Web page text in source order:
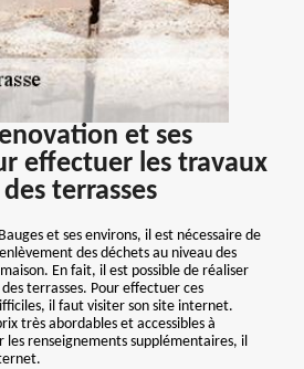
et ses
effectuer les travaux
terrasses
et ses environs, il est nécessaire de
des déchets au niveau des
En fait, il est possible de réaliser
terrasses. Pour effectuer ces
il faut visiter son site internet.
très abordables et accessibles à
les renseignements supplémentaires, il